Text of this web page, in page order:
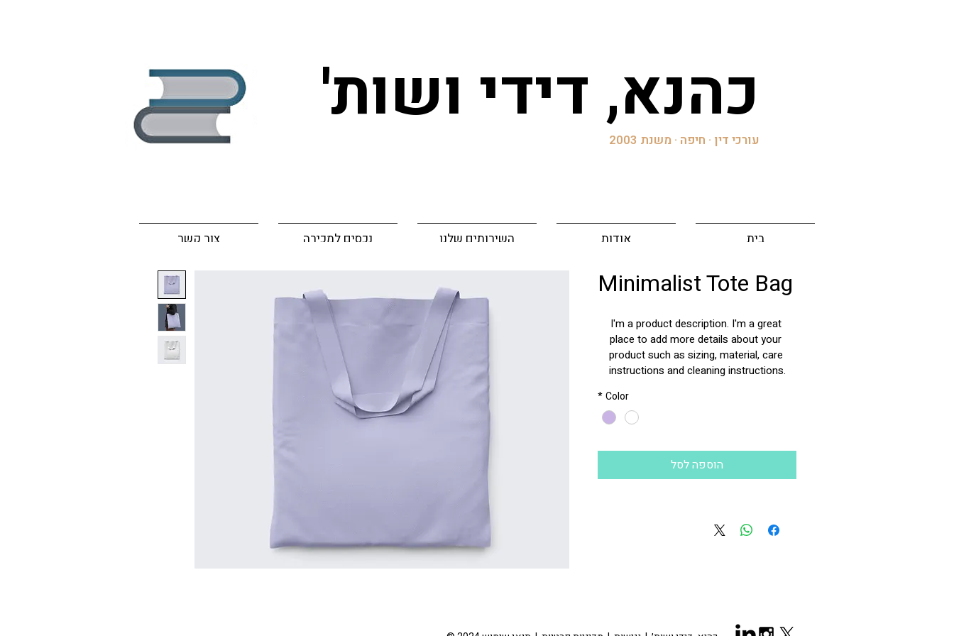
'כהנא, דידי ושות
עורכי דין · חיפה · משנת 2003
בית אודות השירותים שלנו נכסים למכירה צור קשר
Minimalist Tote Bag
I'm a product description. I'm a great
place to add more details about your
product such as sizing, material, care
instructions and cleaning instructions.
Color
*
הוספה לסל